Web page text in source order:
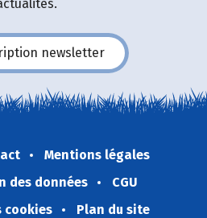
newsletter
Mentions légales
des données
CGU
cookies
Plan du site